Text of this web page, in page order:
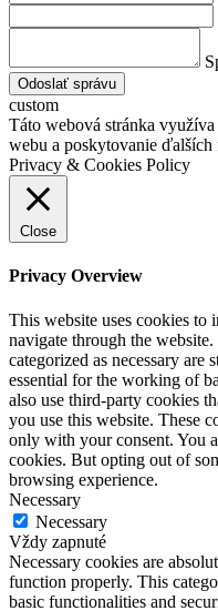
Odoslať správu
custom
Táto webová stránka
webu a poskytovanie
Privacy & Cookies Policy
Close
Privacy Overview
This website uses cookies to
navigate through the
categorized as necessary are
essential for the working of
also use third-party cookies
you use this website. These
only with your consent. You
cookies. But opting out of
browsing experience.
Necessary
Necessary
Vždy zapnuté
Necessary cookies are
function properly. This
basic functionalities and